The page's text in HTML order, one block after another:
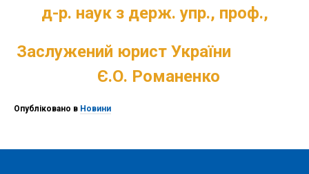
д-р. наук з держ. упр., проф.,
Заслужений юрист України
Є.О. Романенко
Опубліковано в Новини